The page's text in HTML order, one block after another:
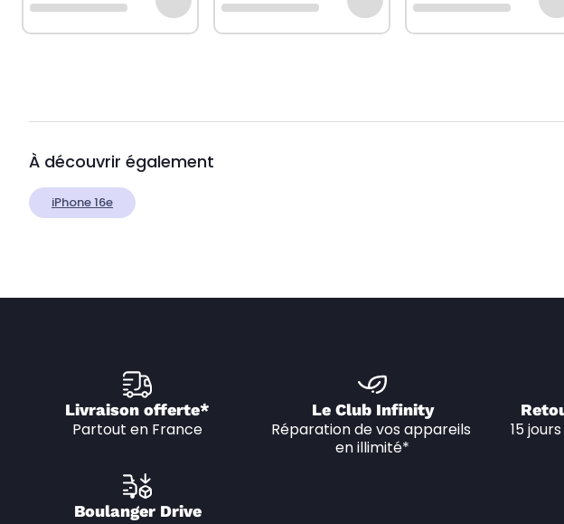
À découvrir également
iPhone 16e
Livraison offerte*
Partout en France
Le Club Infinity
Réparation de vos appareils
en illimité*
15
Boulanger Drive